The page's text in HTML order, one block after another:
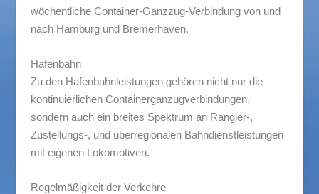
wöchentliche Container-Ganzzug-Verbindung von und
nach Hamburg und Bremerhaven.
Hafenbahn
Zu den Hafenbahnleistungen gehören nicht nur die
kontinuierlichen Containerganzugverbindungen,
sondern auch ein breites Spektrum an Rangier-,
Zustellungs-, und überregionalen Bahndienstleistungen
mit eigenen Lokomotiven.
Regelmäßigkeit der Verkehre